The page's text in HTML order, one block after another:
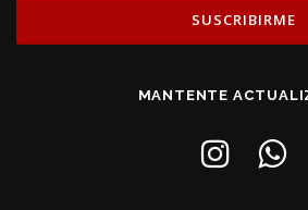
MANTENTE